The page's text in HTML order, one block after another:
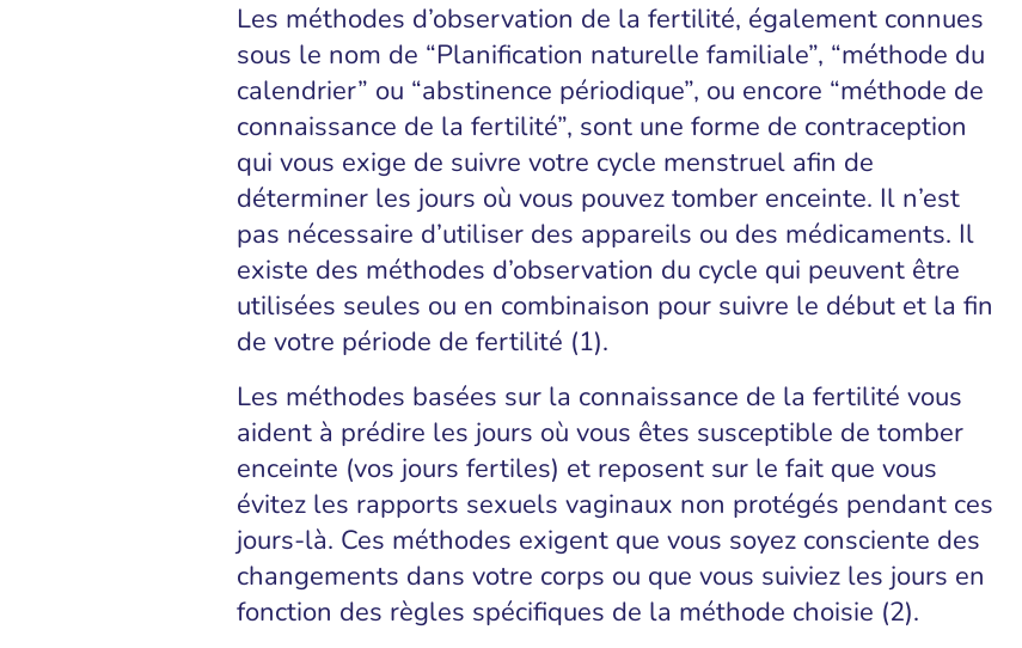
Les méthodes d’observation de la fertilité, également connues
sous le nom de “Planification naturelle familiale”, “méthode du
calendrier” ou “abstinence périodique”, ou encore “méthode de
connaissance de la fertilité”, sont une forme de contraception
qui vous exige de suivre votre cycle menstruel afin de
déterminer les jours où vous pouvez tomber enceinte. Il n’est
pas nécessaire d’utiliser des appareils ou des médicaments. Il
existe des méthodes d’observation du cycle qui peuvent être
utilisées seules ou en combinaison pour suivre le début et la fin
de votre période de fertilité (1).
Les méthodes basées sur la connaissance de la fertilité vous
aident à prédire les jours où vous êtes susceptible de tomber
enceinte (vos jours fertiles) et reposent sur le fait que vous
évitez les rapports sexuels vaginaux non protégés pendant ces
jours-là. Ces méthodes exigent que vous soyez consciente des
changements dans votre corps ou que vous suiviez les jours en
fonction des règles spécifiques de la méthode choisie (2).